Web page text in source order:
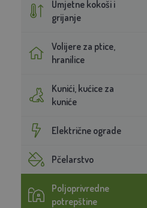
Umjetne kokoši i
grijanje
Volijere za ptice,
hranilice
Kunići, kućice za
kuniće
Električne ograde
Pčelarstvo
Poljoprivredne
potrepštine